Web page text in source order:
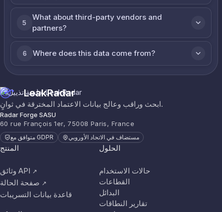
5
What about third-party vendors and
partners?
6 Where does this data come from?
LeakRadar
ابحث وراقب وعالج بيانات الاعتماد المخترقة في ثوانٍ.
Radar Forge SASU
60 rue François 1er, 75008 Paris, France
متوافق مع GDPR مستضاف في الاتحاد الأوروبي
المنتج
وثائق API ↗
صفحة الحالة ↗
قاعدة بيانات التسريبات
الحلول
حالات الاستخدام
القطاعات
البدائل
تقارير النطاقات